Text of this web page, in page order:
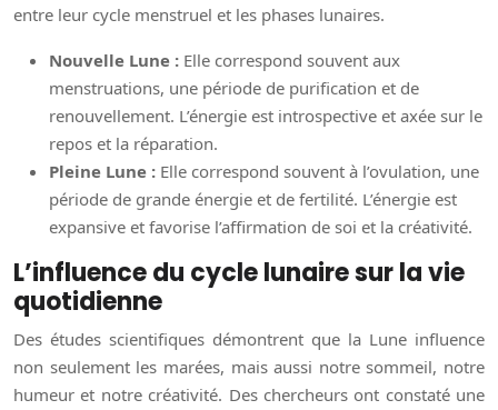
entre leur cycle menstruel et les phases lunaires.
Nouvelle Lune : Elle correspond souvent aux
menstruations, une période de purification et de
renouvellement. L’énergie est introspective et axée sur le
repos et la réparation.
Pleine Lune : Elle correspond souvent à l’ovulation, une
période de grande énergie et de fertilité. L’énergie est
expansive et favorise l’affirmation de soi et la créativité.
L’influence du cycle lunaire sur la vie
quotidienne
Des études scientifiques démontrent que la Lune influence
non seulement les marées, mais aussi notre sommeil, notre
humeur et notre créativité. Des chercheurs ont constaté une